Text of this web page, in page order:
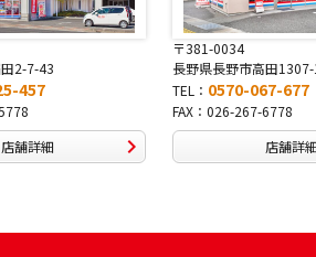
長野県長野市高田1307-1
TEL：0570-067-677
FAX：026-267-6778
店舗詳細
長野県
TEL：
FAX：